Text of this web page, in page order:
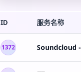
ID 服务名称
1372 Soundcloud